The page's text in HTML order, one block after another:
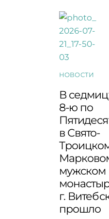
НОВОСТИ
В
8-ю по
в Свято-
мужском
г.
прошло